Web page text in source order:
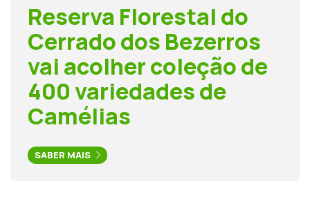
Reserva Florestal do
Cerrado dos Bezerros
vai acolher coleção de
400 variedades de
Camélias
SABER MAIS